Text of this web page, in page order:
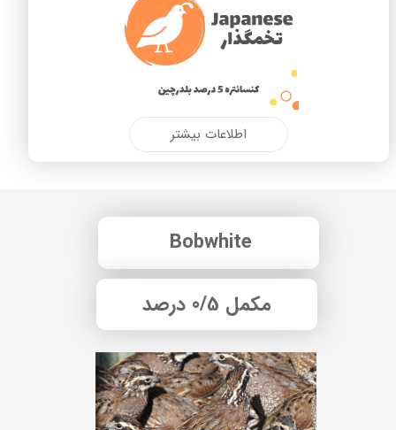
اطلاعات بیشتر
Bobwhite
مکمل 0/5 درصد